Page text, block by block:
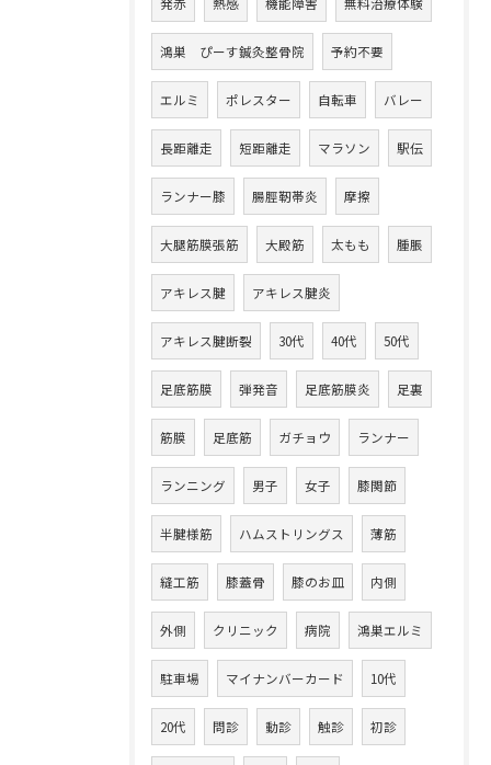
鴻巣 ぴーす鍼灸整骨院 予約不要
エルミ ポレスター 自転車 バレー
長距離走 短距離走 マラソン 駅伝
ランナー膝 腸脛靭帯炎 摩擦
大腿筋膜張筋 大殿筋 太もも 腫脹
アキレス腱 アキレス腱炎
アキレス腱断裂 30代 40代 50代
足底筋膜 弾発音 足底筋膜炎 足裏
筋膜 足底筋 ガチョウ ランナー
ランニング 男子 女子 膝関節
半腱様筋 ハムストリングス 薄筋
縫工筋 膝蓋骨 膝のお皿 内側
外側 クリニック 病院 鴻巣エルミ
駐車場 マイナンバーカード 10代
20代 問診 動診 触診 初診